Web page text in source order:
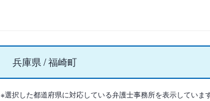
兵庫県 / 福崎町
※選択した都道府県に対応している弁護士事務所を表示していま